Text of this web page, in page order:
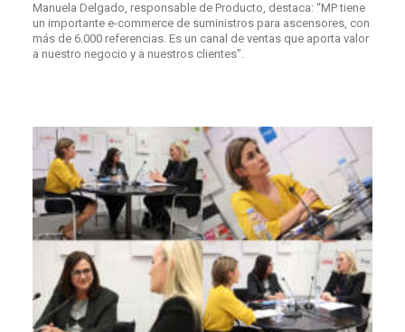
Manuela Delgado, responsable de Producto, destaca: “MP tiene
un importante e-commerce de suministros para ascensores, con
más de 6.000 referencias. Es un canal de ventas que aporta valor
a nuestro negocio y a nuestros clientes”.